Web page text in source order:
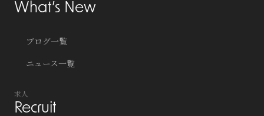
What’s New
ブログ一覧
ニュース一覧
求人
Recruit